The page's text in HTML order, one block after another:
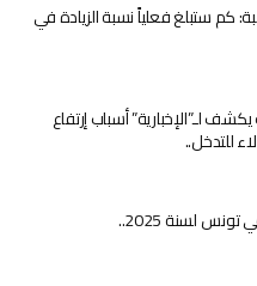
كم ستبلغ فعلياً نسبة الزيادة في
لـ”الإخبارية” أسباب إرتفاع
للتدخل..
لسنة 2025..